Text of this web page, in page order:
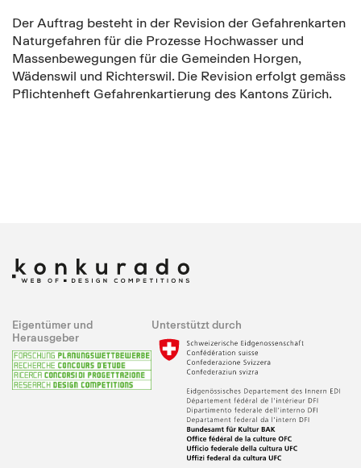
Der Auftrag besteht in der Revision der Gefahrenkarten
Naturgefahren für die Prozesse Hochwasser und
Massenbewegungen für die Gemeinden Horgen,
Wädenswil und Richterswil. Die Revision erfolgt gemäss
Pflichtenheft Gefahrenkartierung des Kantons Zürich.
Eigentümer und
Herausgeber
Unterstützt durch